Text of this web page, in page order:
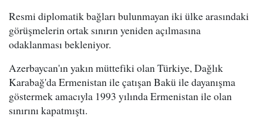
Resmi diplomatik bağları bulunmayan iki ülke arasındaki
görüşmelerin ortak sınırın yeniden açılmasına
odaklanması bekleniyor.
Azerbaycan'ın yakın müttefiki olan Türkiye, Dağlık
Karabağ'da Ermenistan ile çatışan Bakü ile dayanışma
göstermek amacıyla 1993 yılında Ermenistan ile olan
sınırını kapatmıştı.